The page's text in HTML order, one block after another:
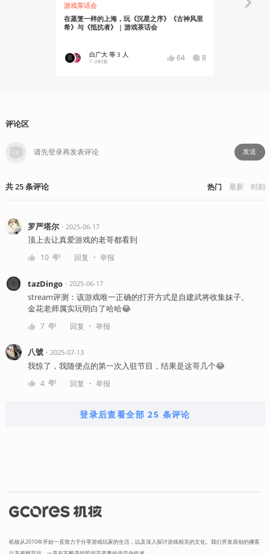
游戏茶话会
在蒸笼一样的上海，玩《沉星之序》《古神风里
希》与《抵抗者》 | 游戏茶话会
白广大 等 3 人
7 小时前 64 8
评论区
发送
共25条评论 热门 最新 时刻
罗严塔尔・ 2025-06-17
顶上去让真爱游戏的老哥都看到
10 回复 ・ 举报
tazDingo・ 2025-06-17
stream评测：该游戏唯一正确的打开方式是自建武将收集妹子。
金花老师属实玩明白了哈哈😂
7 回复 ・ 举报
八號・ 2025-07-13
我惊了，我随便点的第一次入驻节目，结果是这哥几个😂
4 回复 ・ 举报
登录后查看全部 25 条评论
机核从2010年开始一直致力于分享游戏玩家的生活，以及深入探讨游戏相关的文化。我们开发原创的播客